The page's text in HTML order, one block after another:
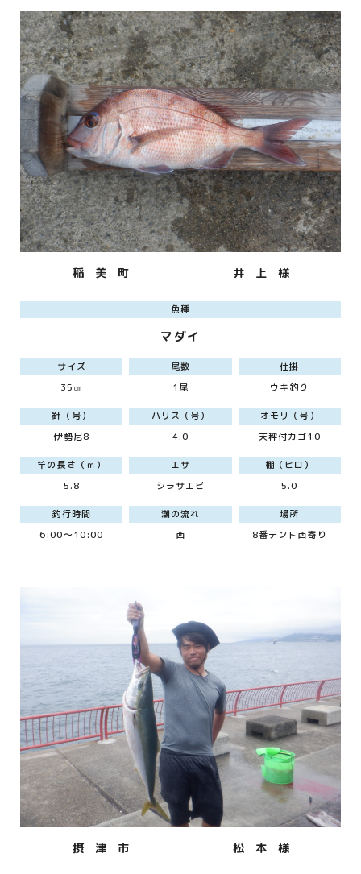
稲 美 町 井 上 様
魚種
マダイ
サイズ
35㎝
尾数
1尾
仕掛
ウキ釣り
針（号）
伊勢尼8
ハリス（号）
4.0
オモリ（号）
天秤付カゴ10
竿の長さ（ｍ）
5.8
エサ
シラサエビ
棚（ヒロ）
5.0
釣行時間
6:00～10:00
潮の流れ
西
場所
8番テント西寄り
摂 津 市 松 本 様